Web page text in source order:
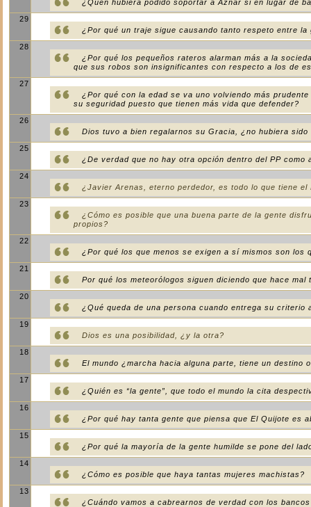
¿Quén hubiera podido soportar a Aznar si en lugar de
29
¿Por qué un traje sigue causando tanto respeto entre la
28
¿Por qué los pequeños rateros alarman más a la
que sus robos son insignificantes con respecto a los de
27
¿Por qué con la edad se va uno volviendo más
su seguridad puesto que tienen más vida que defender?
26
Dios tuvo a bien regalarnos su Gracia, ¿no hubiera
25
¿De verdad que no hay otra opción dentro del PP como
24
¿Javier Arenas, eterno perdedor, es todo lo que tiene
23
¿Cómo es posible que una buena parte de la gente
propios?
22
¿Por qué los que menos se exigen a sí mismos son los
21
Por qué los meteorólogos siguen diciendo que hace mal
20
¿Qué queda de una persona cuando entrega su
19
Dios es una posibilidad, ¿y la otra?
18
El mundo ¿marcha hacia alguna parte, tiene un destino
17
¿Quién es “la gente”, que todo el mundo la cita
16
¿Por qué hay tanta gente que piensa que El Quijote es
15
¿Por qué la mayoría de la gente humilde se pone del
14
¿Cómo es posible que haya tantas mujeres machistas?
13
¿Cuándo vamos a cabrearnos de verdad con los